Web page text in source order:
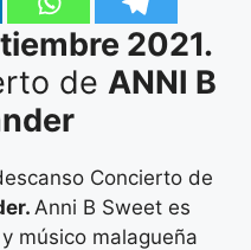
2021.
deANNI B
Concierto de
Anni B Sweet es
músico malagueña